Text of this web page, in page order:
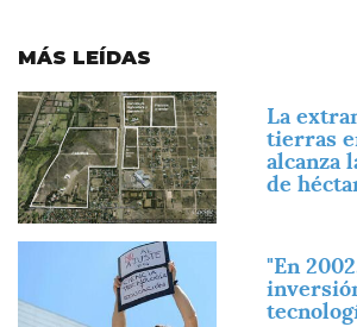
MÁS LEÍDAS
Imagen
La
tierras
alcanza
de
"En